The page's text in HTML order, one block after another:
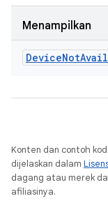
Menampilkan
DeviceNot
Konten dan contoh
dijelaskan dalam
dagang atau merek
afiliasinya.